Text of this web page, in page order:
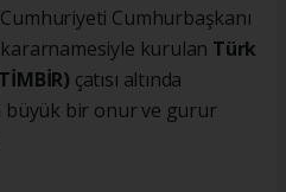
Cumhurbaşkanı
kararnamesiyle kurulan Türk
çatısı altında
büyük bir onur ve gurur